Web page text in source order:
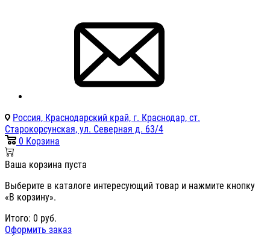
Россия, Краснодарский край, г. Краснодар, ст.
Старокорсунская, ул. Северная д. 63/4
0 Корзина
Ваша корзина пуста
Выберите в каталоге интересующий товар и нажмите кнопку
«В корзину».
Итого: 0 руб.
Оформить заказ